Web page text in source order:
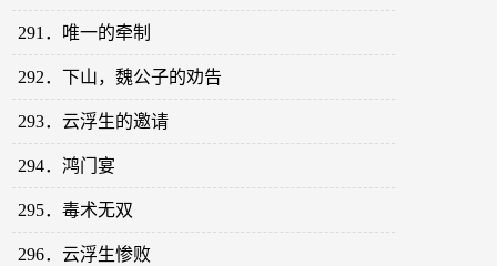
291．唯一的牵制
292．下山，魏公子的劝告
293．云浮生的邀请
294．鸿门宴
295．毒术无双
296．云浮生惨败